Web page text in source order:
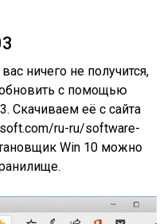
ничего не получится,
с помощью
Скачиваем её с сайта
ru-ru/software-
Win 10 можно
.